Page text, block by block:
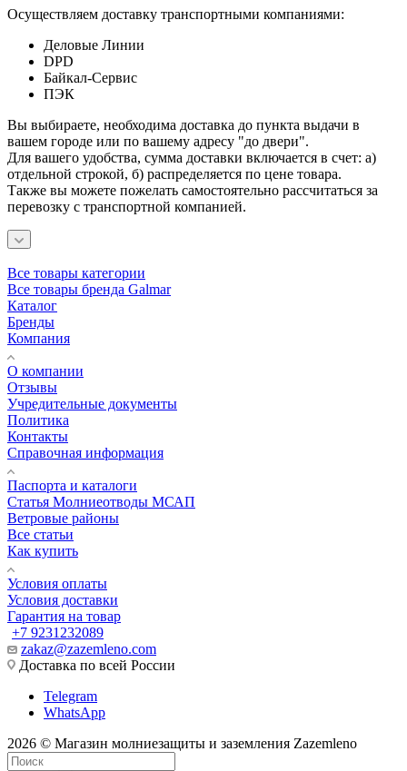
Осуществляем доставку транспортными компаниями:
Деловые Линии
DPD
Байкал-Сервис
ПЭК
Вы выбираете, необходима доставка до пункта выдачи в
вашем городе или по вашему адресу "до двери".
Для вашего удобства, сумма доставки включается в счет: а)
отдельной строкой, б) распределяется по цене товара.
Также вы можете пожелать самостоятельно рассчитаться за
перевозку с транспортной компанией.
Все товары категории
Все товары бренда Galmar
Каталог
Бренды
Компания
О компании
Отзывы
Учредительные документы
Политика
Контакты
Справочная информация
Паспорта и каталоги
Статья Молниеотводы МСАП
Ветровые районы
Все статьи
Как купить
Условия оплаты
Условия доставки
Гарантия на товар
+7 9231232089
zakaz@zazemleno.com
Доставка по всей России
Telegram
WhatsApp
2026 © Магазин молниезащиты и заземления Zazemleno